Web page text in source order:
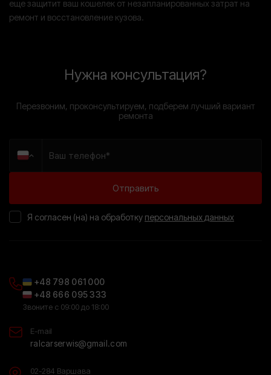
еще защитит ваш кошелек от незапланированных затрат на
ремонт и восстановление кузова.
Нужна консультация?
Перезвоним, проконсультируем, подберем лучший вариант
ремонта
Я согласен (на) на обработку персональных данных
+48 798 061 000
+48 666 095 333
Звоните с 09:00 до 18:00
E-mail
ralcarserwis@gmail.com
02-284 Варшава